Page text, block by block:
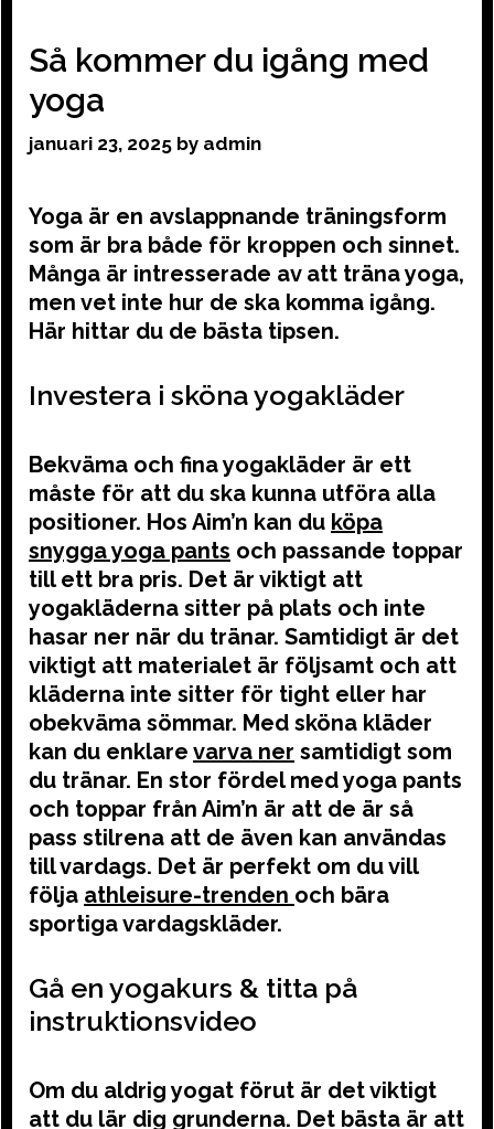
Så kommer du igång med
yoga
januari 23, 2025 by admin
Yoga är en avslappnande träningsform
som är bra både för kroppen och sinnet.
Många är intresserade av att träna yoga,
men vet inte hur de ska komma igång.
Här hittar du de bästa tipsen.
Investera i sköna yogakläder
Bekväma och fina yogakläder är ett
måste för att du ska kunna utföra alla
positioner. Hos Aim’n kan du köpa
snygga yoga pants och passande toppar
till ett bra pris. Det är viktigt att
yogakläderna sitter på plats och inte
hasar ner när du tränar. Samtidigt är det
viktigt att materialet är följsamt och att
kläderna inte sitter för tight eller har
obekväma sömmar. Med sköna kläder
kan du enklare varva ner samtidigt som
du tränar. En stor fördel med yoga pants
och toppar från Aim’n är att de är så
pass stilrena att de även kan användas
till vardags. Det är perfekt om du vill
följa athleisure-trenden och bära
sportiga vardagskläder.
Gå en yogakurs & titta på
instruktionsvideo
Om du aldrig yogat förut är det viktigt
att du lär dig grunderna. Det bästa är att